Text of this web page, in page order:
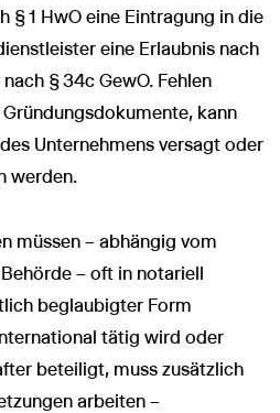
§ 1 HwO eine Eintragung in die
eine Erlaubnis nach
§ 34c GewO. Fehlen
kann
Unternehmens versagt oder
werden.
müssen – abhängig vom
– oft in notariell
beglaubigter Form
tätig wird oder
beteiligt, muss zusätzlich
arbeiten –